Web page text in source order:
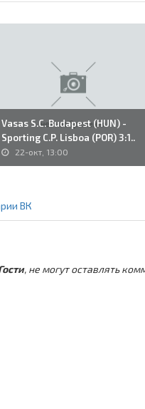
Vasas S.C. Budapest (HUN) -
Sporting C.P. Lisboa (POR) 3:1..
22-окт, 13:00
ВК
, не могут оставлять